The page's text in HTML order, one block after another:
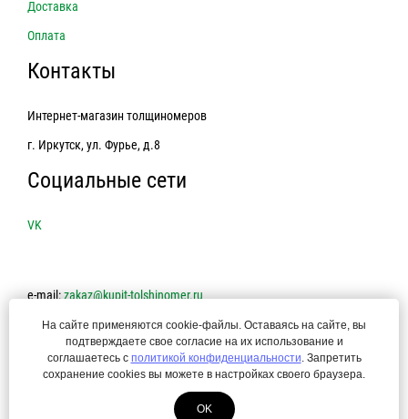
Доставка
Оплата
Контакты
Интернет-магазин толщиномеров
г. Иркутск, ул. Фурье, д.8
Социальные сети
VK
e-mail:zakaz@kupit-tolshinomer.ru
8-800-250-45-74
© 2014-2021 Интернет-магазин толщиномеров. Создание сайта —
На сайте применяются cookie-файлы. Оставаясь на сайте, вы
подтверждаете свое согласие на их использование и
соглашаетесь с политикой конфиденциальности. Запретить
сохранение cookies вы можете в настройках своего браузера.
OK